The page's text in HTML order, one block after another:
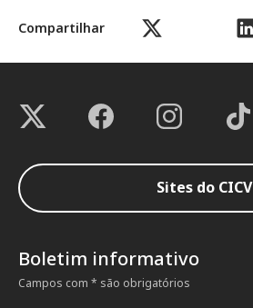
Compartilhar
Sites do CICV
Boletim informativo
Campos com * são obrigatórios